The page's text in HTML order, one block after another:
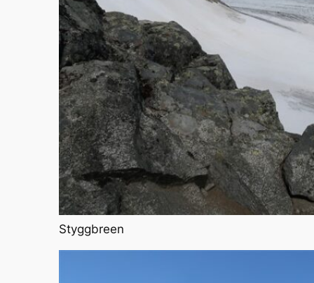
Styggbreen